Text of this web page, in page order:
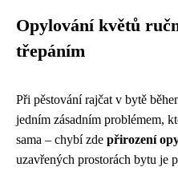
Opylování květů
třepáním
Při pěstování rajčat v bytě
jedním zásadním problémem,
sama – chybí zde přirození
uzavřených prostorách bytu je